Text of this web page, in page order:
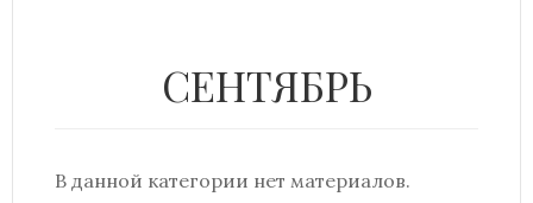
СЕНТЯБРЬ
В данной категории нет материалов.